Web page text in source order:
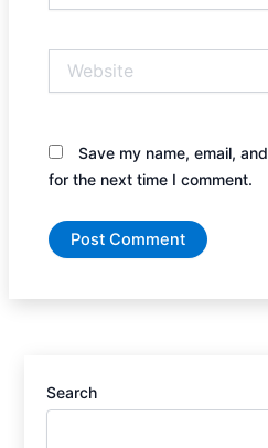
Save my name, email,
for the next time I comment.
Search